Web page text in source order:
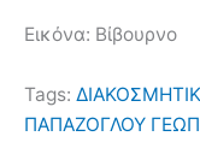
Εικόνα: Βίβουρνο
Tags:
ΠΑΠΑΖΟΓΛΟΥ